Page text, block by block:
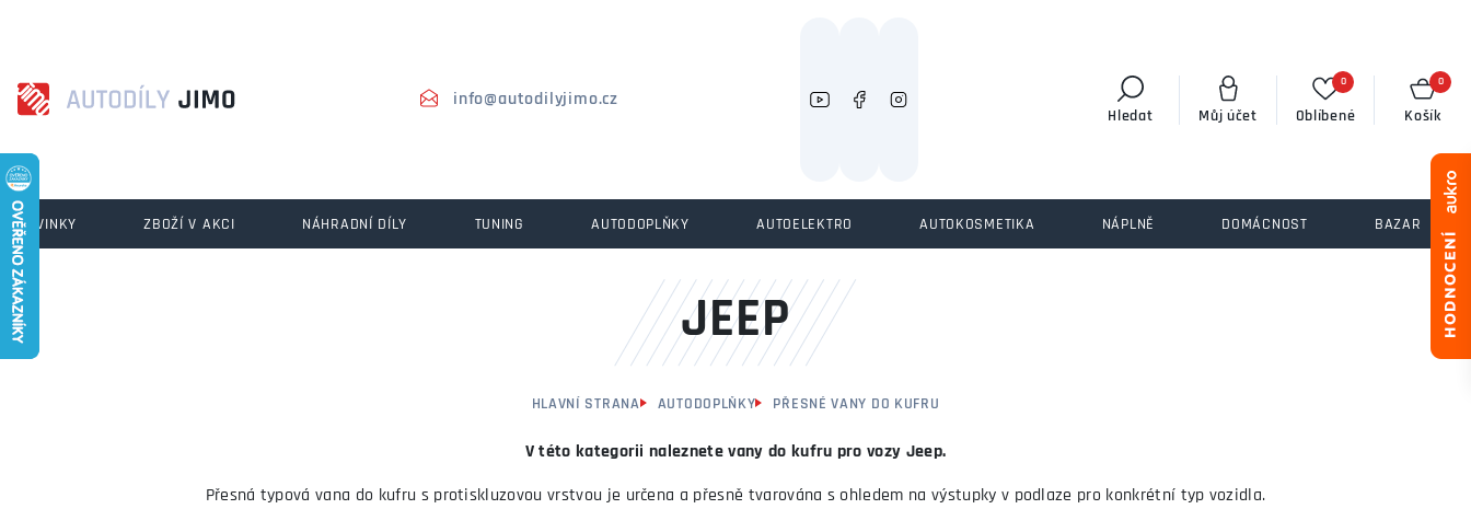
info@autodilyjimo.cz
Hledat Můj účet
0
Oblíbené
0
Košík
NOVINKY ZBOŽÍ V AKCI NÁHRADNÍ DÍLY TUNING AUTODOPLŇKY AUTOELEKTRO AUTOKOSMETIKA NÁPLNĚ DOMÁCNOST BAZAR
JEEP
HLAVNÍ STRANA AUTODOPLŇKY PŘESNÉ VANY DO KUFRU
V této kategorii naleznete vany do kufru pro vozy Jeep.
Přesná typová vana do kufru s protiskluzovou vrstvou je určena a přesně tvarována s ohledem na výstupky v podlaze pro konkrétní typ vozidla.
Můžeme vám pomoci něco najít?